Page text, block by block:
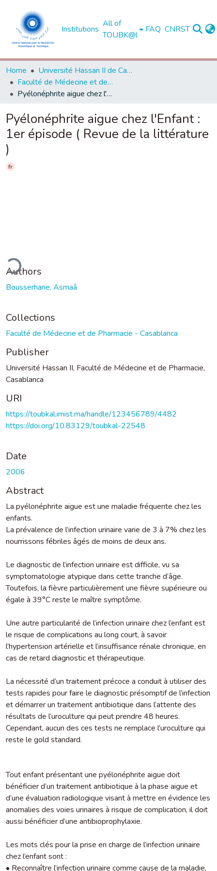
Institutions
All of
TOUBK@l
FAQ CNRST
Home
Université Hassan II de Casablanca
Faculté de Médecine et de Pharmacie - Casablanca
Pyélonéphrite aigue chez l'Enfant : 1er épisode ( Revue de la littérature )
Pyélonéphrite aigue chez l'Enfant :
1er épisode ( Revue de la littérature
)
fr
Authors
Bousserhane, Asmaâ
Collections
Faculté de Médecine et de Pharmacie - Casablanca
Publisher
Université Hassan II, Faculté de Médecine et de Pharmacie,
Casablanca
URI
https://toubkal.imist.ma/handle/123456789/4482
https://doi.org/10.83129/toubkal-22548
Date
2006
Abstract
La pyélonéphrite aigue est une maladie fréquente chez les
enfants.
La prévalence de l’infection urinaire varie de 3 à 7% chez les
nourrissons fébriles âgés de moins de deux ans.
Le diagnostic de l’infection urinaire est difficile, vu sa
symptomatologie atypique dans cette tranche d’âge.
Toutefois, la fièvre particulièrement une fièvre supérieure ou
égale à 39°C reste le maître symptôme.
Une autre particularité de l’infection urinaire chez l’enfant est
le risque de complications au long court, à savoir
l’hypertension artérielle et l’insuffisance rénale chronique, en
cas de retard diagnostic et thérapeutique.
La nécessité d’un traitement précoce a conduit à utiliser des
tests rapides pour faire le diagnostic présomptif de l’infection
et démarrer un traitement antibiotique dans l’attente des
résultats de l’uroculture qui peut prendre 48 heures.
Cependant, aucun des ces tests ne remplace l’uroculture qui
reste le gold standard.
Tout enfant présentant une pyélonéphrite aigue doit
bénéficier d’un traitement antibiotique à la phase aigue et
d’une évaluation radiologique visant à mettre en évidence les
anomalies des voies urinaires à risque de complication, il doit
aussi bénéficier d’une antibioprophylaxie.
Les mots clés pour la prise en charge de l’infection urinaire
chez l’enfant sont :
• Reconnaître l’infection urinaire comme cause de la maladie,